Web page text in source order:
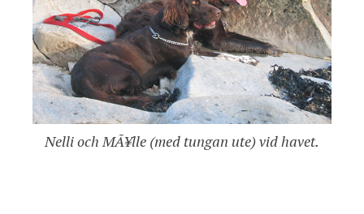
Nelli och MÃ¥lle (med tungan ute) vid havet.